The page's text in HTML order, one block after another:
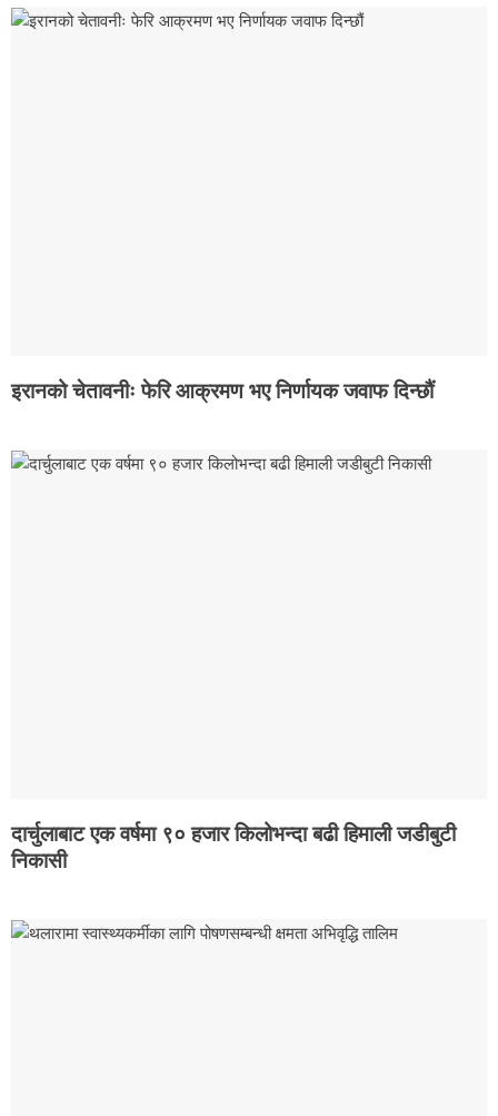
इरानको चेतावनीः फेरि आक्रमण भए निर्णायक जवाफ दिन्छौं
दार्चुलाबाट एक वर्षमा ९० हजार किलोभन्दा बढी हिमाली जडीबुटी
निकासी